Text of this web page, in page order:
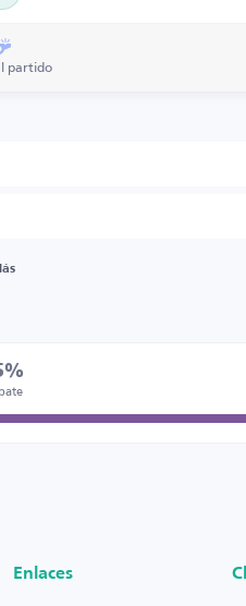
partido
Enlaces